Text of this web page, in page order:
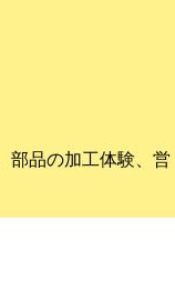
部品の加工体験、営